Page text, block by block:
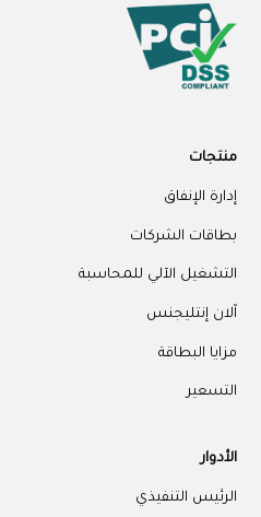
منتجات
إدارة الإنفاق
بطاقات الشركات
التشغيل الآلي للمحاسبة
آلان إنتليجنس
مزايا البطاقة
التسعير
الأدوار
الرئيس التنفيذي